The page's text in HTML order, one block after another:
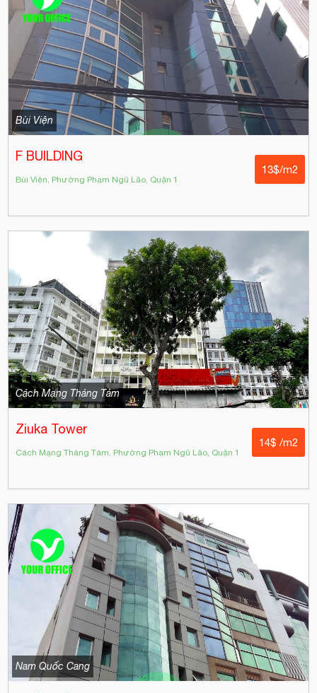
Bùi Viện
F BUILDING
Bùi Viện, Phường Phạm Ngũ Lão, Quận 1
13$/m2
Cách Mạng Tháng Tám
Ziuka Tower
Cách Mạng Tháng Tám, Phường Phạm Ngũ Lão, Quận 1
14$ /m2
Nam Quốc Cang